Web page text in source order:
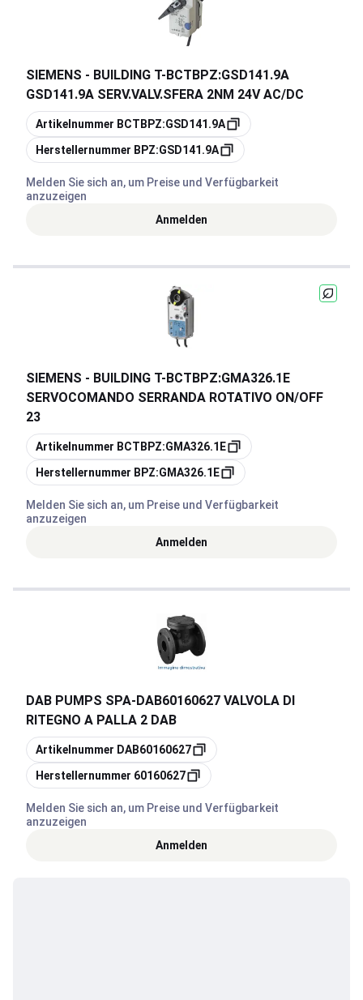
SIEMENS - BUILDING T-BCTBPZ:GSD141.9A
GSD141.9A SERV.VALV.SFERA 2NM 24V AC/DC
Kopieren
Artikelnummer BCTBPZ:GSD141.9A
Kopieren
Herstellernummer BPZ:GSD141.9A
Melden Sie sich an, um Preise und Verfügbarkeit
anzuzeigen
Anmelden
SIEMENS - BUILDING T-BCTBPZ:GMA326.1E
SERVOCOMANDO SERRANDA ROTATIVO ON/OFF
23
Kopieren
Artikelnummer BCTBPZ:GMA326.1E
Kopieren
Herstellernummer BPZ:GMA326.1E
Melden Sie sich an, um Preise und Verfügbarkeit
anzuzeigen
Anmelden
DAB PUMPS SPA-DAB60160627 VALVOLA DI
RITEGNO A PALLA 2 DAB
Kopieren
Artikelnummer DAB60160627
Kopieren
Herstellernummer 60160627
Melden Sie sich an, um Preise und Verfügbarkeit
anzuzeigen
Anmelden